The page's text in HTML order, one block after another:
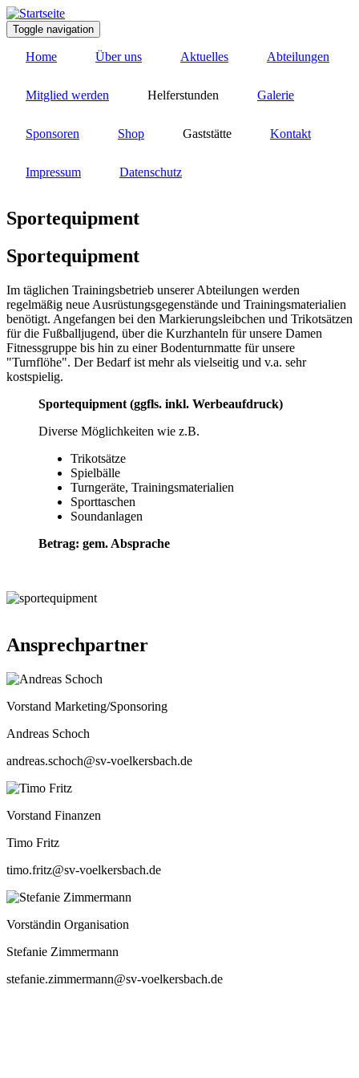
Direkt
zum
Inhalt
Toggle navigation
Home Über uns Aktuelles Abteilungen
Mitglied werden Helferstunden Galerie
Sponsoren Shop Gaststätte Kontakt
Impressum Datenschutz
Sportequipment
Sportequipment
Im täglichen Trainingsbetrieb unserer Abteilungen werden
regelmäßig neue Ausrüstungsgegenstände und Trainingsmaterialien
benötigt. Angefangen bei den Markierungsleibchen und Trikotsätzen
für die Fußballjugend, über die Kurzhanteln für unsere Damen
Fitnessgruppe bis hin zu einer Bodenturnmatte für unsere
"Turnflöhe". Der Bedarf ist mehr als vielseitig und v.a. sehr
kostspielig.
Sportequipment (ggfls. inkl. Werbeaufdruck)
Diverse Möglichkeiten wie z.B.
Trikotsätze
Spielbälle
Turngeräte, Trainingsmaterialien
Sporttaschen
Soundanlagen
Betrag: gem. Absprache
Ansprechpartner
Vorstand Marketing/Sponsoring
Andreas Schoch
andreas.schoch@sv-voelkersbach.de
Vorstand Finanzen
Timo Fritz
timo.fritz@sv-voelkersbach.de
Vorständin Organisation
Stefanie Zimmermann
stefanie.zimmermann@sv-voelkersbach.de